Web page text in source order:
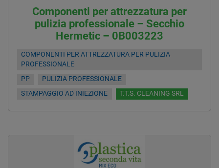
Componenti per attrezzatura per
pulizia professionale – Secchio
Hermetic – 0B003223
COMPONENTI PER ATTREZZATURA PER PULIZIA
PROFESSIONALE
PP
PULIZIA PROFESSIONALE
STAMPAGGIO AD INIEZIONE
T.T.S. CLEANING SRL